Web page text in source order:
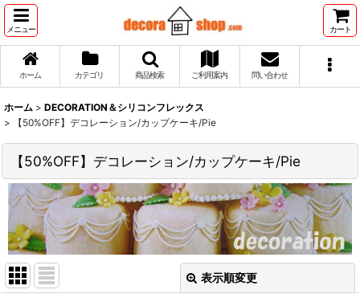
メニュー カート
ホーム カテゴリ 商品検索 ご利用案内 問い合わせ
ホーム > DECORATION＆シリコンフレックス
>
【50%OFF】デコレーション/カップケーキ/Pie
【50%OFF】デコレーション/カップケーキ/Pie
表示順変更